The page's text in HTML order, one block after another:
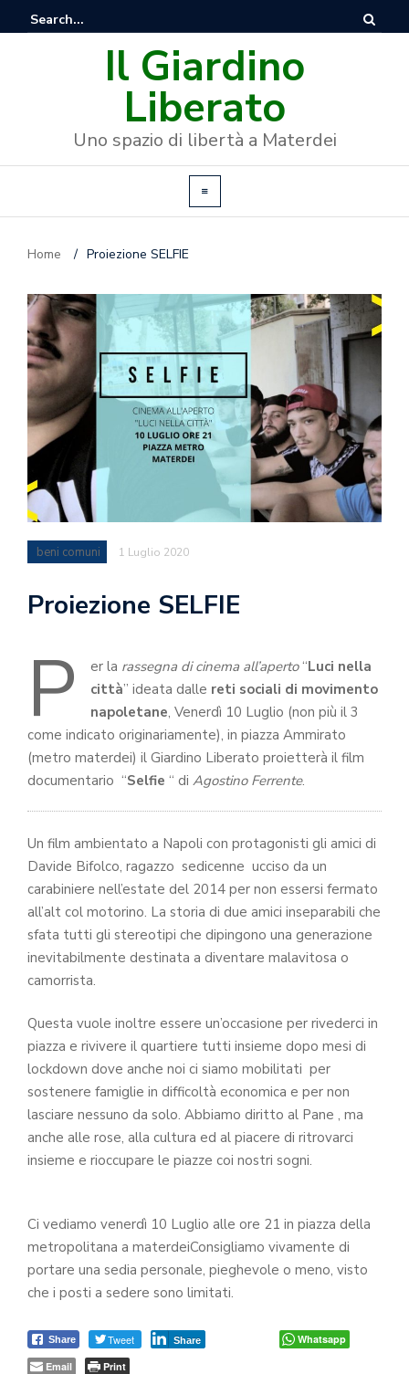
Il Giardino
Liberato
Uno spazio di libertà a Materdei
Home / Proiezione SELFIE
beni comuni 1 Luglio 2020
Proiezione SELFIE
P er la rassegna di cinema all’aperto“Luci nella
città” ideata dalle reti sociali di movimento
napoletane, Venerdì 10 Luglio (non più il 3
come indicato originariamente), in piazza Ammirato
(metro materdei) il Giardino Liberato proietterà il film
documentario “Selfie “ di Agostino Ferrente.
Un film ambientato a Napoli con protagonisti gli amici di
Davide Bifolco, ragazzo sedicenne ucciso da un
carabiniere nell’estate del 2014 per non essersi fermato
all’alt col motorino. La storia di due amici inseparabili che
sfata tutti gli stereotipi che dipingono una generazione
inevitabilmente destinata a diventare malavitosa o
camorrista.
Questa vuole inoltre essere un’occasione per rivederci in
piazza e rivivere il quartiere tutti insieme dopo mesi di
lockdown dove anche noi ci siamo mobilitati per
sostenere famiglie in difficoltà economica e per non
lasciare nessuno da solo. Abbiamo diritto al Pane , ma
anche alle rose, alla cultura ed al piacere di ritrovarci
insieme e rioccupare le piazze coi nostri sogni.
Ci vediamo venerdì 10 Luglio alle ore 21 in piazza della
metropolitana a materdeiConsigliamo vivamente di
portare una sedia personale, pieghevole o meno, visto
che i posti a sedere sono limitati.
Share Tweet Share
Whatsapp
Email
Print